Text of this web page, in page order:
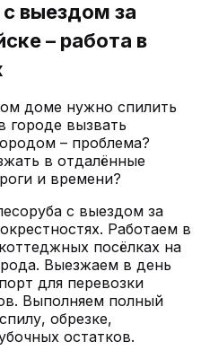
с выездом за
– работа в
доме нужно спилить
городе вызвать
– проблема?
в отдалённые
и времени?
с выездом за
Работаем в
посёлках на
Выезжаем в день
для перевозки
Выполняем полный
обрезке,
остатков.